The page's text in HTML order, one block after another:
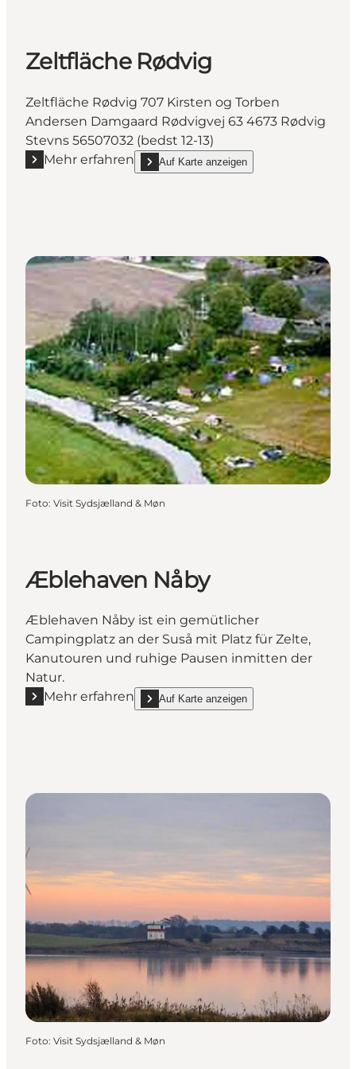
Zeltfläche Rødvig
Zeltfläche Rødvig 707 Kirsten og Torben
Andersen Damgaard Rødvigvej 63 4673 Rødvig
Stevns 56507032 (bedst 12-13)
Mehr erfahren
Mehr erfahren "Zeltfläche Rødvig"
Auf Karte anzeigen
show Zeltfläche Rødvig on_map
Foto: Visit Sydsjælland & Møn
Æblehaven Nåby
Æblehaven Nåby ist ein gemütlicher
Campingplatz an der Suså mit Platz für Zelte,
Kanutouren und ruhige Pausen inmitten der
Natur.
Mehr erfahren
Mehr erfahren "Æblehaven Nåby"
Auf Karte anzeigen
show Æblehaven Nåby on_map
Foto: Visit Sydsjælland & Møn